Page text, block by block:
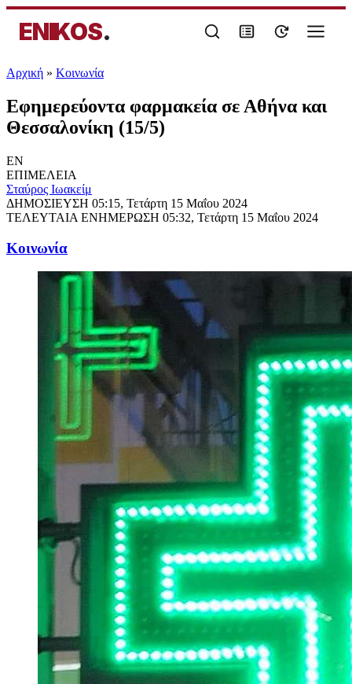
ENIKOS.
Αρχική » Κοινωνία
Εφημερεύοντα φαρμακεία σε Αθήνα και
Θεσσαλονίκη (15/5)
EN
ΕΠΙΜΕΛΕΙΑ
Σταύρος Ιωακείμ
ΔΗΜΟΣΙΕΥΣΗ 05:15, Τετάρτη 15 Μαΐου 2024
ΤΕΛΕΥΤΑΙΑ ΕΝΗΜΕΡΩΣΗ 05:32, Τετάρτη 15 Μαΐου 2024
Κοινωνία